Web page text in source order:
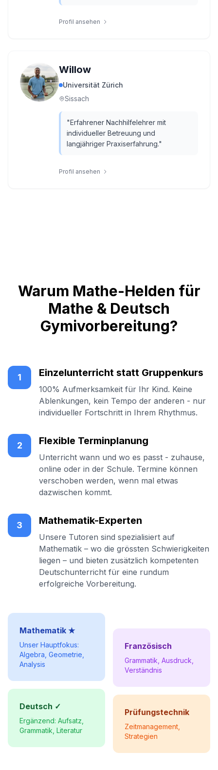
Profil ansehen
Willow
Universität Zürich
Sissach
"Erfahrener Nachhilfelehrer mit
individueller Betreuung und
langjähriger Praxiserfahrung."
Profil ansehen
Warum Mathe-Helden für
Mathe & Deutsch
Gymivorbereitung?
1 Einzelunterricht statt Gruppenkurs
100% Aufmerksamkeit für Ihr Kind. Keine
Ablenkungen, kein Tempo der anderen - nur
individueller Fortschritt in Ihrem Rhythmus.
2 Flexible Terminplanung
Unterricht wann und wo es passt - zuhause,
online oder in der Schule. Termine können
verschoben werden, wenn mal etwas
dazwischen kommt.
3 Mathematik-Experten
Unsere Tutoren sind spezialisiert auf
Mathematik – wo die grössten Schwierigkeiten
liegen – und bieten zusätzlich kompetenten
Deutschunterricht für eine rundum
erfolgreiche Vorbereitung.
Mathematik ★
Unser Hauptfokus:
Algebra, Geometrie,
Analysis
Deutsch ✓
Ergänzend: Aufsatz,
Grammatik, Literatur
Französisch
Grammatik, Ausdruck,
Verständnis
Prüfungstechnik
Zeitmanagement,
Strategien